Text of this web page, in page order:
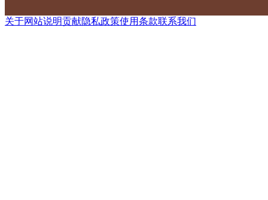
关于网站说明贡献隐私政策使用条款联系我们